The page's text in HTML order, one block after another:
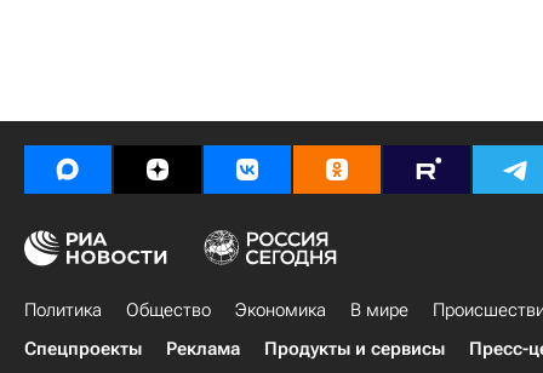
Политика Общество Экономика В мире
Спецпроекты
Реклама Продукты и сервисы Пресс-